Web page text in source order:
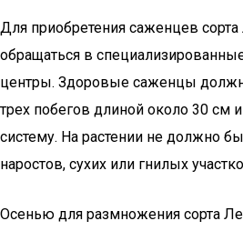
Для приобретения саженцев
обращаться в
центры. Здоровые саженцы
трех побегов длиной около 30 см
систему. На растении не должно
наростов, сухих или гнилых
Осенью для размножения сорта